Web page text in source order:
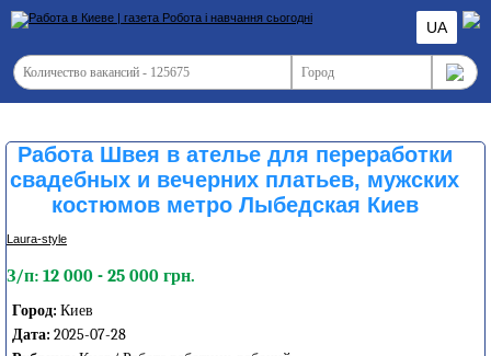
UA
Работа Швея в ателье для переработки
свадебных и вечерних платьев, мужских
костюмов метро Лыбедская Киев
Laura-style
З/п: 12 000 - 25 000 грн.
Город: Киев
Дата: 2025-07-28